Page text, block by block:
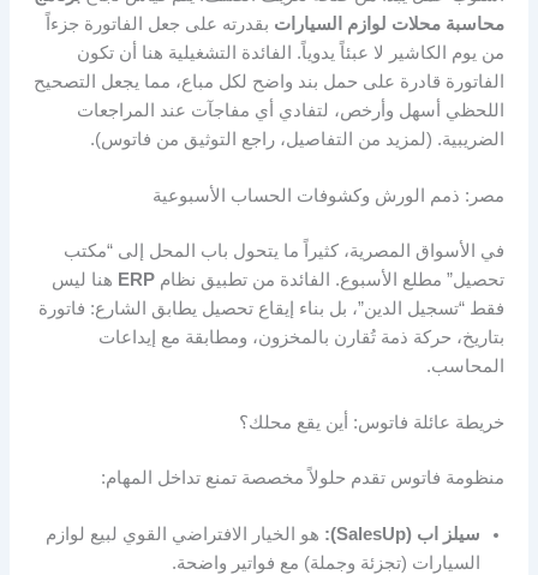
محاسبة محلات لوازم السيارات بقدرته على جعل الفاتورة جزءاً
من يوم الكاشير لا عبئاً يدوياً. الفائدة التشغيلية هنا أن تكون
الفاتورة قادرة على حمل بند واضح لكل مباع، مما يجعل التصحيح
اللحظي أسهل وأرخص، لتفادي أي مفاجآت عند المراجعات
الضريبية. (لمزيد من التفاصيل، راجع التوثيق من فاتوس).
مصر: ذمم الورش وكشوفات الحساب الأسبوعية
في الأسواق المصرية، كثيراً ما يتحول باب المحل إلى “مكتب
تحصيل” مطلع الأسبوع. الفائدة من تطبيق نظام ERP هنا ليس
فقط “تسجيل الدين”، بل بناء إيقاع تحصيل يطابق الشارع: فاتورة
بتاريخ، حركة ذمة تُقارن بالمخزون، ومطابقة مع إيداعات
المحاسب.
خريطة عائلة فاتوس: أين يقع محلك؟
منظومة فاتوس تقدم حلولاً مخصصة تمنع تداخل المهام:
سيلز اب (SalesUp):
هو الخيار الافتراضي القوي لبيع لوازم
السيارات (تجزئة وجملة) مع فواتير واضحة.